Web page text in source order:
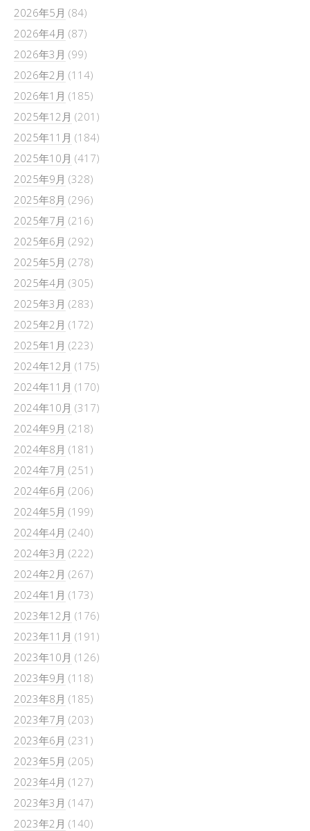
2026年5月 (84)
2026年4月 (87)
2026年3月 (99)
2026年2月 (114)
2026年1月 (185)
2025年12月 (201)
2025年11月 (184)
2025年10月 (417)
2025年9月 (328)
2025年8月 (296)
2025年7月 (216)
2025年6月 (292)
2025年5月 (278)
2025年4月 (305)
2025年3月 (283)
2025年2月 (172)
2025年1月 (223)
2024年12月 (175)
2024年11月 (170)
2024年10月 (317)
2024年9月 (218)
2024年8月 (181)
2024年7月 (251)
2024年6月 (206)
2024年5月 (199)
2024年4月 (240)
2024年3月 (222)
2024年2月 (267)
2024年1月 (173)
2023年12月 (176)
2023年11月 (191)
2023年10月 (126)
2023年9月 (118)
2023年8月 (185)
2023年7月 (203)
2023年6月 (231)
2023年5月 (205)
2023年4月 (127)
2023年3月 (147)
2023年2月 (140)